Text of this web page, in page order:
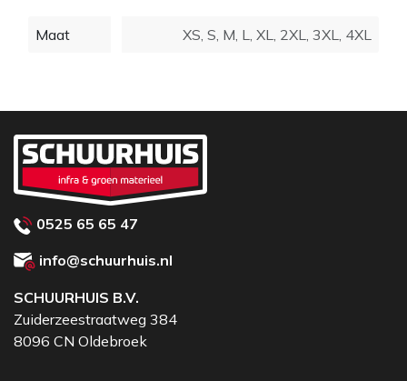
Maat XS, S, M, L, XL, 2XL, 3XL, 4XL
0525 65 65 47
info@schuurhuis.nl
SCHUURHUIS B.V.
Zuiderzeestraatweg 384
8096 CN Oldebroek